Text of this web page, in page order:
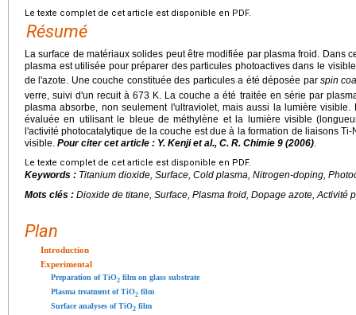
Le texte complet de cet article est disponible en PDF.
Résumé
La surface de matériaux solides peut être modifiée par plasma froid. Dans
plasma est utilisée pour préparer des particules photoactives dans le
de l'azote. Une couche constituée des particules a été déposée par spin
verre, suivi d'un recuit à 673 K. La couche a été traitée en série par
plasma absorbe, non seulement l'ultraviolet, mais aussi la lumière
évaluée en utilisant le bleue de méthylène et la lumière visible
l'activité photocatalytique de la couche est due à la formation de liaisons
visible. Pour citer cet article : Y. Kenji et al., C. R. Chimie 9 (2006)
Le texte complet de cet article est disponible en PDF.
Keywords : Titanium dioxide, Surface, Cold plasma, Nitrogen-doping,
Mots clés : Dioxide de titane, Surface, Plasma froid, Dopage azote, Activité
Plan
Introduction
Experimental
Preparation of TiO2 film on glass substrate
Plasma treatment of TiO2 film
Surface analyses of TiO2 film